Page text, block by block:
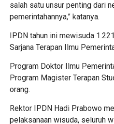
salah satu unsur penting dari
pemerintahannya,” katanya.
IPDN tahun ini mewisuda
Sarjana Terapan Ilmu
Program Doktor Ilmu
Program Magister Terapan
orang.
Rektor IPDN Hadi Prabowo
pelaksanaan wisuda, seluruh